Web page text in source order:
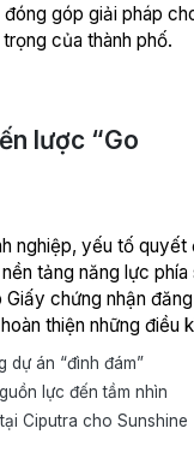
góp giải pháp
của thành phố.
lược “Go
nghiệp, yếu tố quyết
tảng năng lực phía
chứng nhận
thiện những điều
quốc tế.
dự án “đình đám”
lực đến tầm nhìn
Ciputra cho Sunshine